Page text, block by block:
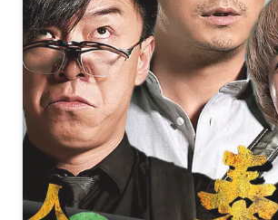
[3.36GB] 复制 下载
星河入梦[国语配音+中文字
幕].Per.Aspera.Ad.Astra.2026.2160p.WEB-
DL.H265.DDP5.1-QuickIO
[3.36GB] 复制 下载
星河入梦[国语配音+中文字
幕].Per.Aspera.ad.Astra.2026.2160p.WEB-
DL.H265.DDP5.1.2Audios-PandaQT